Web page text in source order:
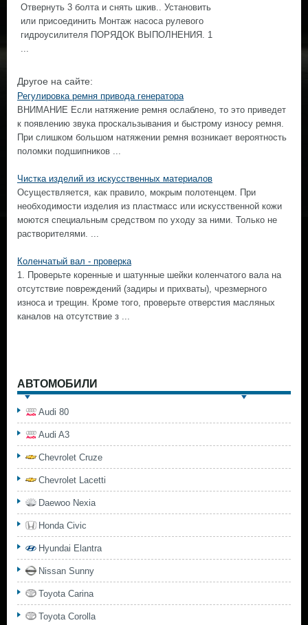
Отвернуть 3 болта и снять шкив.. Установить
или присоединить Монтаж насоса рулевого
гидроусилителя ПОРЯДОК ВЫПОЛНЕНИЯ. 1
...
Другое на сайте:
Регулировка ремня привода генератора
ВНИМАНИЕ Если натяжение ремня ослаблено, то это приведет
к появлению звука проскальзывания и быстрому износу ремня.
При слишком большом натяжении ремня возникает вероятность
поломки подшипников ...
Чистка изделий из искусственных материалов
Осуществляется, как правило, мокрым полотенцем. При
необходимости изделия из пластмасс или искусственной кожи
моются специальным средством по уходу за ними. Только не
растворителями. ...
Коленчатый вал - проверка
1. Проверьте коренные и шатунные шейки коленчатого вала на
отсутствие повреждений (задиры и прихваты), чрезмерного
износа и трещин. Кроме того, проверьте отверстия масляных
каналов на отсутствие з ...
АВТОМОБИЛИ
Audi 80
Audi A3
Chevrolet Cruze
Chevrolet Lacetti
Daewoo Nexia
Honda Civic
Hyundai Elantra
Nissan Sunny
Toyota Carina
Toyota Corolla